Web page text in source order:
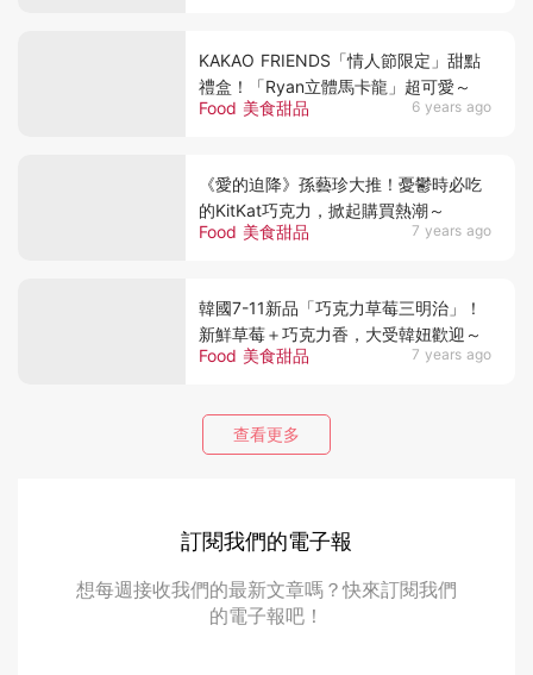
Food 美食甜品 6 years ago
KAKAO FRIENDS「情人節限定」甜點
禮盒！「Ryan立體馬卡龍」超可愛～
Food 美食甜品 7 years ago
《愛的迫降》孫藝珍大推！憂鬱時必吃
的KitKat巧克力，掀起購買熱潮～
Food 美食甜品 7 years ago
韓國7-11新品「巧克力草莓三明治」！
新鮮草莓＋巧克力香，大受韓妞歡迎～
查看更多
訂閱我們的電子報
想每週接收我們的最新文章嗎？快來訂閱我們
的電子報吧！